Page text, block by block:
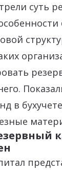
суть
в